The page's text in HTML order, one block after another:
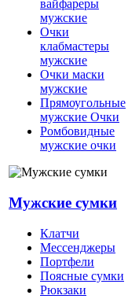
вайфареры
мужские
Очки
клабмастеры
мужские
Очки маски
мужские
Прямоугольные
мужские Очки
Ромбовидные
мужские очки
Мужские сумки
Клатчи
Мессенджеры
Портфели
Поясные сумки
Рюкзаки